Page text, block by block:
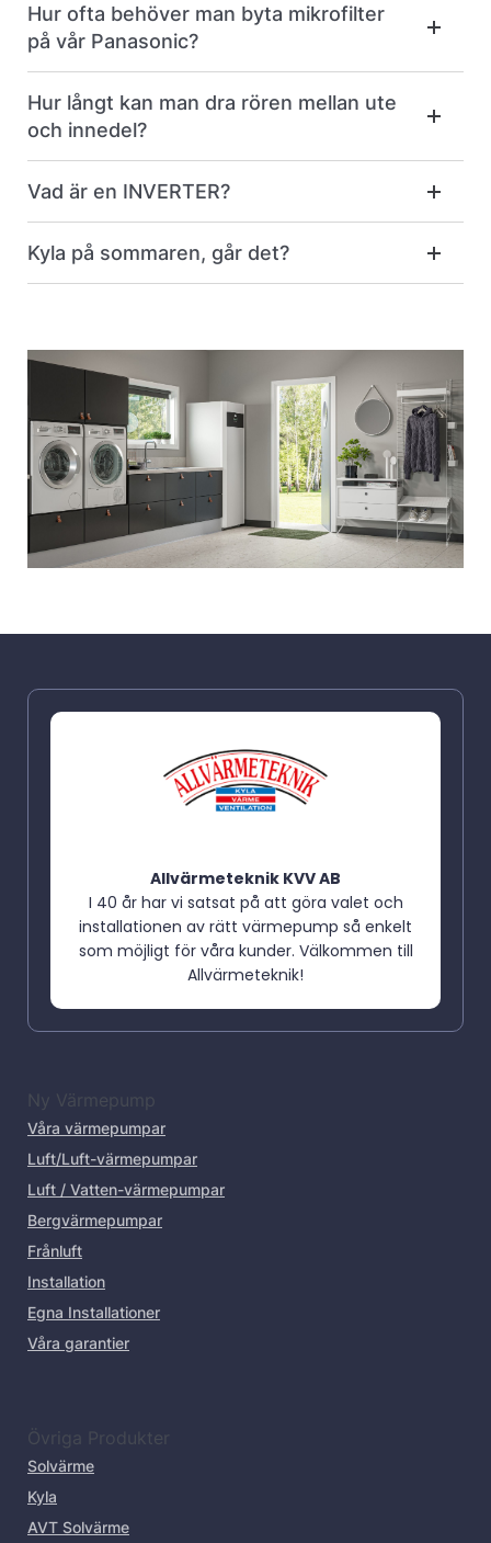
Hur ofta behöver man byta mikrofilter
på vår Panasonic?
Hur långt kan man dra rören mellan ute
och innedel?
Vad är en INVERTER?
Kyla på sommaren, går det?
Allvärmeteknik KVV AB
I 40 år har vi satsat på att göra valet och
installationen av rätt värmepump så enkelt
som möjligt för våra kunder. Välkommen till
Allvärmeteknik!
Ny Värmepump
Våra värmepumpar
Luft/Luft-värmepumpar
Luft / Vatten-värmepumpar
Bergvärmepumpar
Frånluft
Installation
Egna Installationer
Våra garantier
Övriga Produkter
Solvärme
Kyla
AVT Solvärme